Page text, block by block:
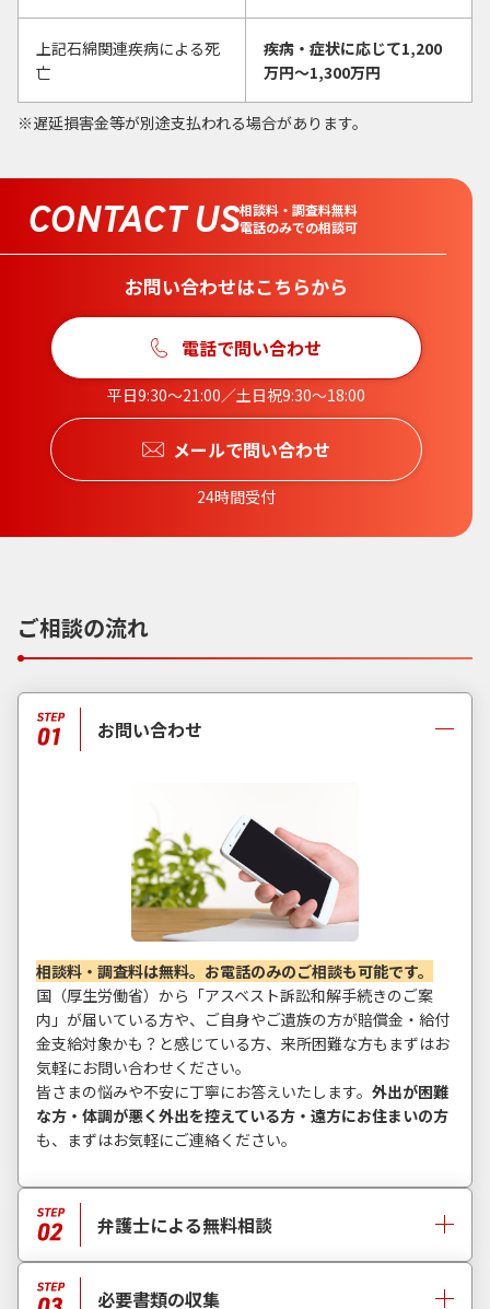
上記石綿関連疾病による死
亡
疾病・症状に応じて1,200
万円〜1,300万円
遅延損害金等が別途支払われる場合があります。
CONTACT US相談料・調査料無料
電話のみでの相談可
お問い合わせはこちらから
電話で問い合わせ
平日9:30〜21:00／土日祝9:30〜18:00
メールで問い合わせ
24時間受付
ご相談の流れ
お問い合わせ
相談料・調査料は無料。お電話のみのご相談も可能です。
国（厚生労働省）から「アスベスト訴訟和解手続きのご案
内」が届いている方や、ご自身やご遺族の方が賠償金・給付
金支給対象かも？と感じている方、来所困難な方もまずはお
気軽にお問い合わせください。
皆さまの悩みや不安に丁寧にお答えいたします。 外出が困難
な方・体調が悪く外出を控えている方・遠方にお住まいの方
も、まずはお気軽にご連絡ください。
弁護士による無料相談
必要書類の収集